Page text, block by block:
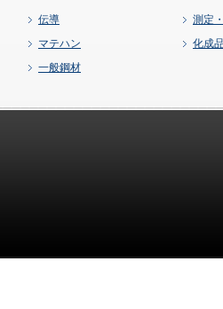
伝導 測定
マテハン 化成
一般鋼材